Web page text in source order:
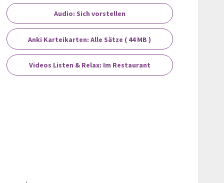
Audio: Sich vorstellen
Anki Karteikarten: Alle Sätze ( 44 MB )
Videos Listen & Relax: Im Restaurant